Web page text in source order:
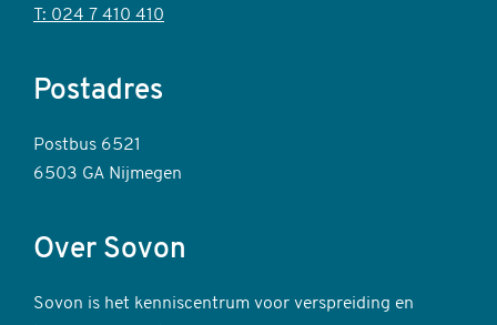
T: 024 7 410 410
Postadres
Postbus 6521
6503 GA Nijmegen
Over Sovon
Sovon is het kenniscentrum voor verspreiding en